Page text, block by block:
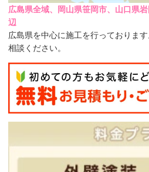
広島県全域、岡山県笹岡市、山口県
辺
広島県を中心に施工を行っておりま
相談ください。